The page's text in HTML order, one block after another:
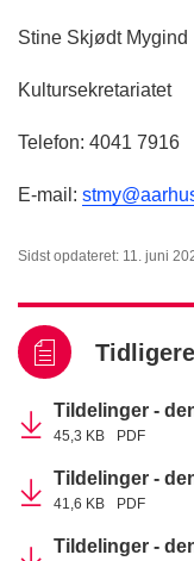
Stine Skjødt Mygind
Kultursekretariatet
Telefon: 4041 7916
E-mail:
Sidst opdateret: 11. juni
Tildelinger -
45,3 KB PDF
Tildelinger -
41,6 KB PDF
Tildelinger -